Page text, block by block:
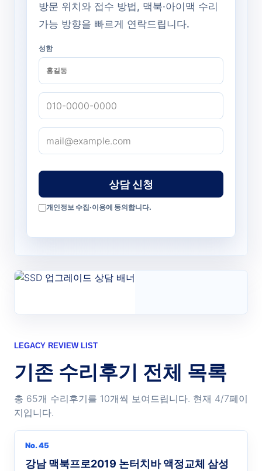
방문 위치와 접수 방법, 맥북·아이맥 수리
가능 방향을 빠르게 연락드립니다.
성함
상담 신청
개인정보 수집·이용에 동의합니다.
LEGACY REVIEW LIST
기존 수리후기 전체 목록
총 65개 수리후기를 10개씩 보여드립니다. 현재 4/7페이
지입니다.
No. 45
강남 맥북프로2019 논터치바 액정교체 삼성